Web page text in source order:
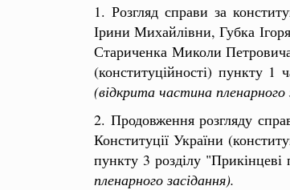
1. Розгляд справи за
Ірини Михайлівни, Губка
Стариченка Миколи
(конституційності) пункту 1
(відкрита частина пленарного
2. Продовження розгляду
Конституції України
пункту 3 розділу
пленарного засідання).